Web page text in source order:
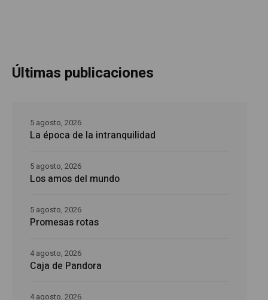
Últimas publicaciones
La época de la intranquilidad
5 agosto, 2026
Los amos del mundo
5 agosto, 2026
Promesas rotas
5 agosto, 2026
Caja de Pandora
4 agosto, 2026
4 agosto, 2026